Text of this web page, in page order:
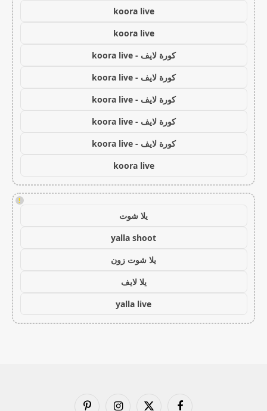
koora live
koora live
كورة لايف - koora live
كورة لايف - koora live
كورة لايف - koora live
كورة لايف - koora live
كورة لايف - koora live
koora live
!
يلا شوت
yalla shoot
يلا شوت زون
يلا لايف
yalla live